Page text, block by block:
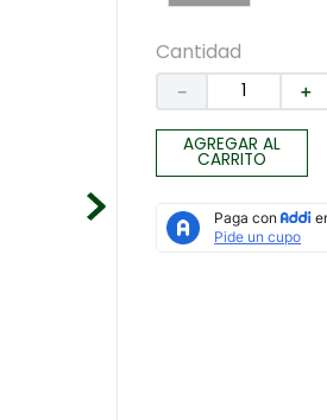
Cantidad
＋
－
AGREGAR AL
CARRITO